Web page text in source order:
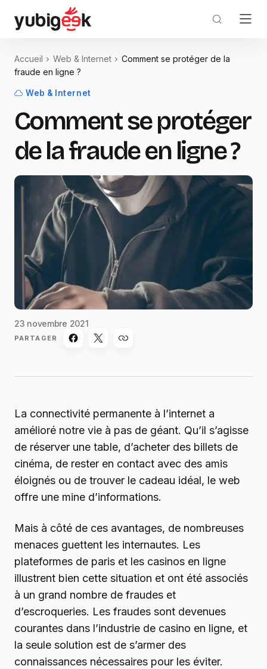
Accueil Web & Internet
Comment se protéger de la
fraude en ligne ?
Web & Internet
Comment se protéger
de la fraude en ligne ?
23 novembre 2021
PARTAGER
La connectivité permanente à l’internet a
amélioré notre vie à pas de géant. Qu’il s’agisse
de réserver une table, d’acheter des billets de
cinéma, de rester en contact avec des amis
éloignés ou de trouver le cadeau idéal, le web
offre une mine d’informations.
Mais à côté de ces avantages, de nombreuses
menaces guettent les internautes. Les
plateformes de paris et les casinos en ligne
illustrent bien cette situation et ont été associés
à un grand nombre de fraudes et
d’escroqueries. Les fraudes sont devenues
courantes dans l’industrie de casino en ligne, et
la seule solution est de s’armer des
connaissances nécessaires pour les éviter.